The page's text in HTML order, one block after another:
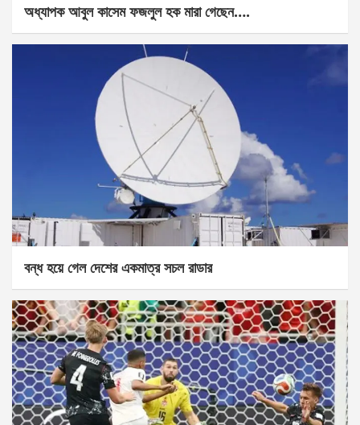
অধ্যাপক আবুল কাসেম ফজলুল হক মারা গেছেন….
বন্ধ হয়ে গেল দেশের একমাত্র সচল রাডার